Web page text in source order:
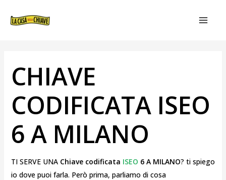
CHIAVE
CODIFICATA ISEO
6 A MILANO
TI SERVE UNA Chiave codificata ISEO 6 A MILANO? ti spiego
io dove puoi farla. Però prima, parliamo di cosa
ARTICOLI